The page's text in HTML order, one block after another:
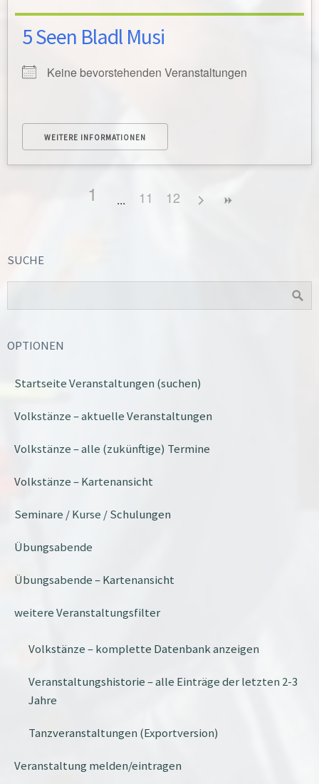
5 Seen Bladl Musi
Keine bevorstehenden Veranstaltungen
WEITERE INFORMATIONEN
1 11 12
SUCHE
OPTIONEN
Startseite Veranstaltungen (suchen)
Volkstänze – aktuelle Veranstaltungen
Volkstänze – alle (zukünftige) Termine
Volkstänze – Kartenansicht
Seminare / Kurse / Schulungen
Übungsabende
Übungsabende – Kartenansicht
weitere Veranstaltungsfilter
Volkstänze – komplette Datenbank anzeigen
Veranstaltungshistorie – alle Einträge der letzten 2-3
Jahre
Tanzveranstaltungen (Exportversion)
Veranstaltung melden/eintragen